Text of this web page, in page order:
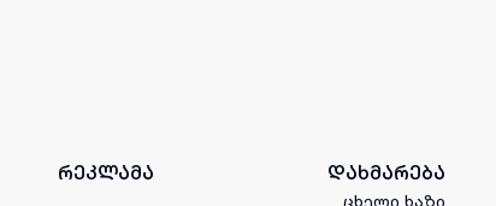
რეკლამა დახმარება
ცხელი ხაზი